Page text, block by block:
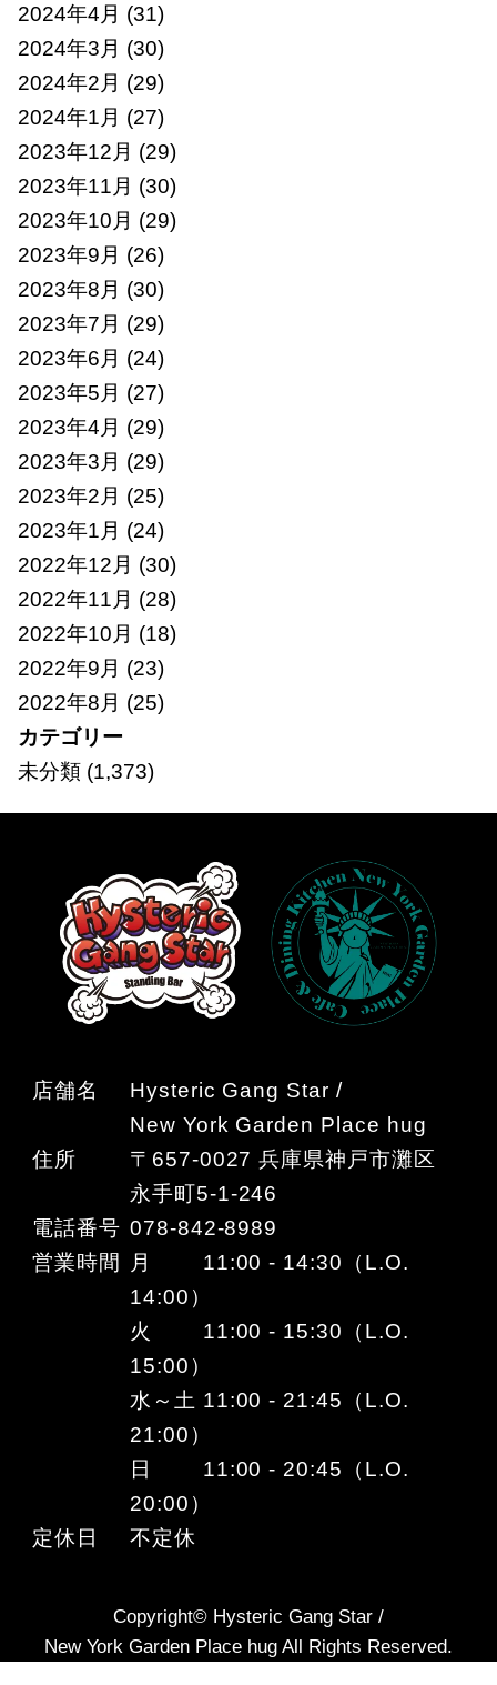
2024年4月 (31)
2024年3月 (30)
2024年2月 (29)
2024年1月 (27)
2023年12月 (29)
2023年11月 (30)
2023年10月 (29)
2023年9月 (26)
2023年8月 (30)
2023年7月 (29)
2023年6月 (24)
2023年5月 (27)
2023年4月 (29)
2023年3月 (29)
2023年2月 (25)
2023年1月 (24)
2022年12月 (30)
2022年11月 (28)
2022年10月 (18)
2022年9月 (23)
2022年8月 (25)
カテゴリー
未分類(1,373)
店舗名
Hysteric Gang Star /
New York Garden Place hug
住所
〒657-0027 兵庫県神戸市灘区
永手町5-1-246
電話番号 078-842-8989
営業時間
月 11:00 - 14:30（L.O.
14:00）
火 11:00 - 15:30（L.O.
15:00）
水～土 11:00 - 21:45（L.O.
21:00）
日 11:00 - 20:45（L.O.
20:00）
定休日
不定休
Copyright© Hysteric Gang Star /
New York Garden Place hug All Rights Reserved.